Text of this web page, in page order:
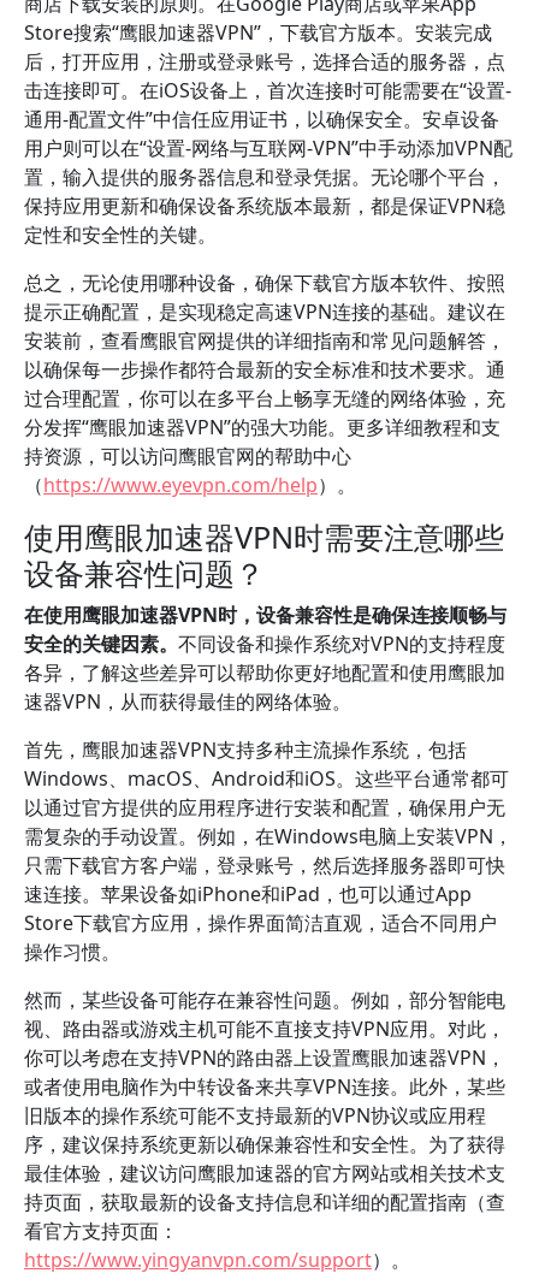
Store搜索“鹰眼加速器VPN”，下载官方版本。安装完成
后，打开应用，注册或登录账号，选择合适的服务器，点
击连接即可。在iOS设备上，首次连接时可能需要在“设置-
通用-配置文件”中信任应用证书，以确保安全。安卓设备
用户则可以在“设置-网络与互联网-VPN”中手动添加VPN配
置，输入提供的服务器信息和登录凭据。无论哪个平台，
保持应用更新和确保设备系统版本最新，都是保证VPN稳
定性和安全性的关键。
总之，无论使用哪种设备，确保下载官方版本软件、按照
提示正确配置，是实现稳定高速VPN连接的基础。建议在
安装前，查看鹰眼官网提供的详细指南和常见问题解答，
以确保每一步操作都符合最新的安全标准和技术要求。通
过合理配置，你可以在多平台上畅享无缝的网络体验，充
分发挥“鹰眼加速器VPN”的强大功能。更多详细教程和支
持资源，可以访问鹰眼官网的帮助中心
（https://www.eyevpn.com/help）。
使用鹰眼加速器VPN时需要注意哪些
设备兼容性问题？
在使用鹰眼加速器VPN时，设备兼容性是确保连接顺畅与
安全的关键因素。 不同设备和操作系统对VPN的支持程度
各异，了解这些差异可以帮助你更好地配置和使用鹰眼加
速器VPN，从而获得最佳的网络体验。
首先，鹰眼加速器VPN支持多种主流操作系统，包括
Windows、macOS、Android和iOS。这些平台通常都可
以通过官方提供的应用程序进行安装和配置，确保用户无
需复杂的手动设置。例如，在Windows电脑上安装VPN，
只需下载官方客户端，登录账号，然后选择服务器即可快
速连接。苹果设备如iPhone和iPad，也可以通过App
Store下载官方应用，操作界面简洁直观，适合不同用户
操作习惯。
然而，某些设备可能存在兼容性问题。例如，部分智能电
视、路由器或游戏主机可能不直接支持VPN应用。对此，
你可以考虑在支持VPN的路由器上设置鹰眼加速器VPN，
或者使用电脑作为中转设备来共享VPN连接。此外，某些
旧版本的操作系统可能不支持最新的VPN协议或应用程
序，建议保持系统更新以确保兼容性和安全性。为了获得
最佳体验，建议访问鹰眼加速器的官方网站或相关技术支
持页面，获取最新的设备支持信息和详细的配置指南（查
看官方支持页面：
https://www.yingyanvpn.com/support）。